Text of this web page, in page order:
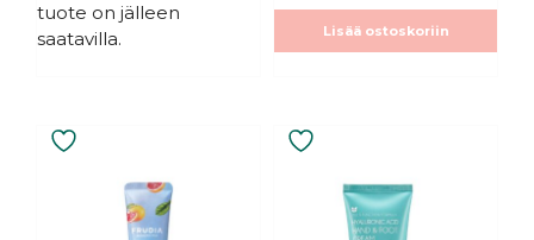
tuote on jälleen
saatavilla.
Lisää ostoskoriin